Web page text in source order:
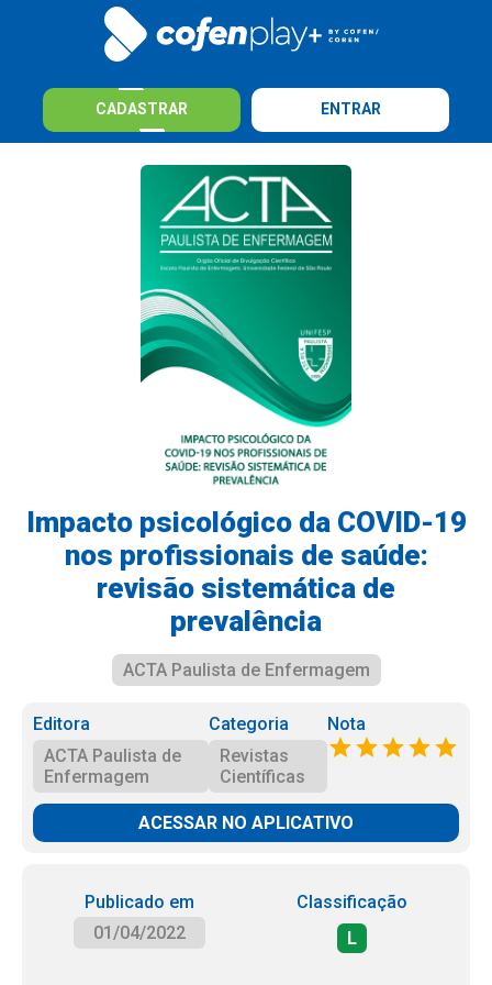
CADASTRAR ENTRAR
Impacto psicológico da COVID-19
nos profissionais de saúde:
revisão sistemática de
prevalência
ACTA Paulista de Enfermagem
Editora
ACTA Paulista de
Enfermagem
Categoria
Revistas
Científicas
Nota
ACESSAR NO APLICATIVO
Publicado em
01/04/2022
Classificação
L